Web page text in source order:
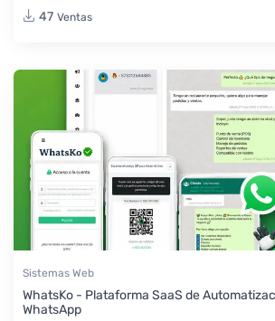
47 Ventas
Sistemas Web
WhatsKo - Plataforma SaaS de
WhatsApp